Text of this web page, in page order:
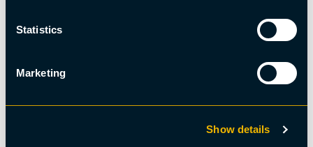
Statistics
Marketing
Show details